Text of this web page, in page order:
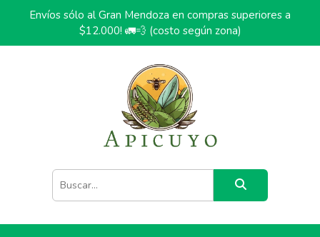
Envíos sólo al Gran Mendoza en compras superiores a
$12.000! 🚛💨 (costo según zona)